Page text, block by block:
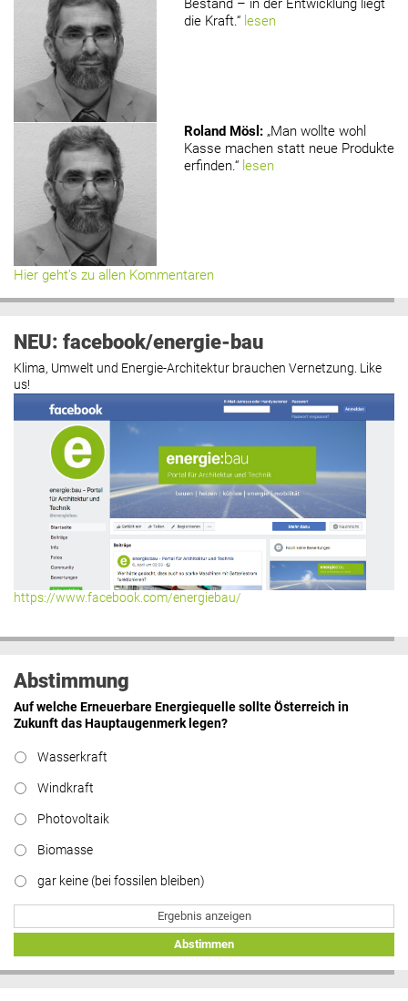
Bestand – in der Entwicklung liegt
die Kraft.“ lesen
Roland Mösl : „Man wollte wohl
Kasse machen statt neue Produkte
erfinden.“ lesen
Hier geht’s zu allen Kommentaren
NEU: facebook/energie-bau
Klima, Umwelt und Energie-Architektur brauchen Vernetzung. Like
us!
https://www.facebook.com/energiebau/
Abstimmung
Auf welche Erneuerbare Energiequelle sollte Österreich in
Zukunft das Hauptaugenmerk legen?
Wasserkraft
Windkraft
Photovoltaik
Biomasse
gar keine (bei fossilen bleiben)
Ergebnis anzeigen
Abstimmen